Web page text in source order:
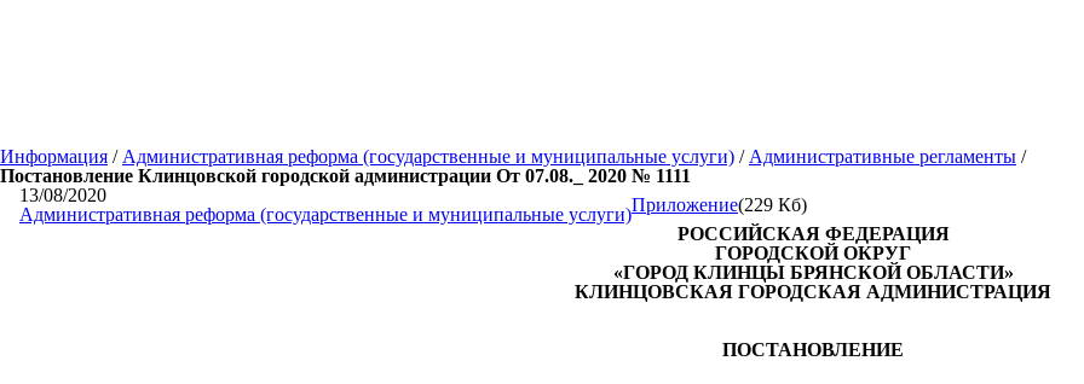
Информация / Административная реформа (государственные и муниципальные услуги) / Административные регламенты /
Постановление Клинцовской городской администрации От 07.08._ 2020 № 1111
13/08/2020
Административная реформа (государственные и муниципальные услуги)Приложение(229 Кб)
РОССИЙСКАЯ ФЕДЕРАЦИЯ
ГОРОДСКОЙ ОКРУГ
«ГОРОД КЛИНЦЫ БРЯНСКОЙ ОБЛАСТИ»
КЛИНЦОВСКАЯ ГОРОДСКАЯ АДМИНИСТРАЦИЯ
ПОСТАНОВЛЕНИЕ